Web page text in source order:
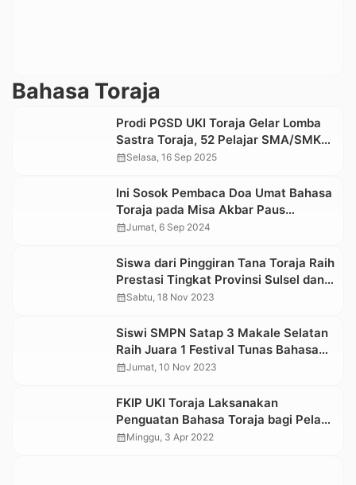
Bahasa Toraja
Prodi PGSD UKI Toraja Gelar Lomba
Sastra Toraja, 52 Pelajar SMA/SMK
Unjuk Bakat
calendar_monthSelasa, 16 Sep 2025
Ini Sosok Pembaca Doa Umat Bahasa
Toraja pada Misa Akbar Paus
Fransiskus di Stadion GBK Jakarta
calendar_monthJumat, 6 Sep 2024
Siswa dari Pinggiran Tana Toraja Raih
Prestasi Tingkat Provinsi Sulsel dan
Sulbar
calendar_monthSabtu, 18 Nov 2023
Siswi SMPN Satap 3 Makale Selatan
Raih Juara 1 Festival Tunas Bahasa
Ibu Tingkat Provinsi
calendar_monthJumat, 10 Nov 2023
FKIP UKI Toraja Laksanakan
Penguatan Bahasa Toraja bagi Pelaku
Industri Kreatif
calendar_monthMinggu, 3 Apr 2022